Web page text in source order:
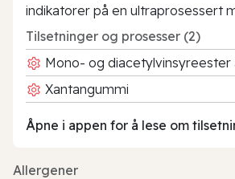
indikatorer på en ultraprosessert
Tilsetninger og prosesser (2)
Mono- og diacetylvinsyreester
Xantangummi
Åpne i appen for å lese om
Allergener